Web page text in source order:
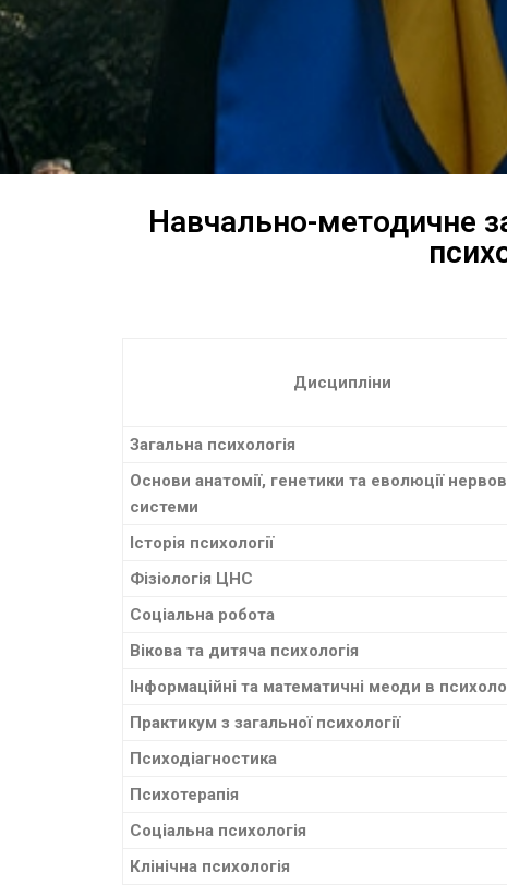
Навчально-методичне
Дисципліни
Загальна психологія
Основи анатомії, генетики та еволюції
системи
Історія психології
Фізіологія ЦНС
Соціальна робота
Вікова та дитяча психологія
Інформаційні та математичні меоди в
Практикум з загальної психології
Психодіагностика
Психотерапія
Соціальна психологія
Клінічна психологія